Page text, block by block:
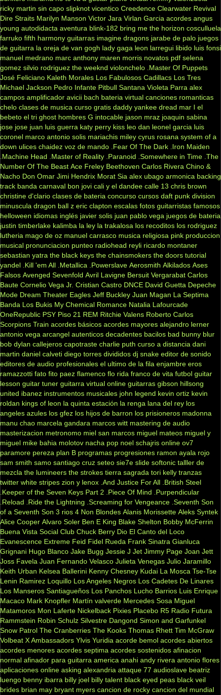
ricky martin sin capo slipknot vicentico Creedence Clearwater Revival
Dire Straits Marilyn Manson Victor Jara Virlan Garcia acordes angus
young autodidacta aventura blink-182 bring me the horizon cosculluela
farruko fifth harmony guitarras imagine dragons jarabe de palo juegos
de guitarra la oreja de van gogh lady gaga leon larregui libido luis fonsi
manuel medrano marc anthony maren morris novatos pdf selena
gomez silvio rodriguez the weeknd violonchelo .Master Of Puppets
José Feliciano Kaleth Morales Los Fabulosos Cadillacs Los Tres
Michael Jackson Pedro Infante Pitbull Santana Violeta Parra alex
campos amplificador avicii bach bateria virtual canciones romanticas
chelo clases de musica curso gratis daddy yankee dread mar I el
bebeto el tri ghost hombres G intocable jason mraz joaquin sabina
jose jose juan luis guerra katy perry kiss leo dan leonel garcia luis
coronel marco antonio solis mariachis miley cyrus rosana system of a
down ulices chaidez voz de mando .Fear Of The Dark .Iron Maiden
.Machine Head
.Master of Reality .Paranoid .Somewhere in Time .The
Number Of The Beast Ace Freley Beethoven Carlos Rivera Chino &
Nacho Don Omar Jimi Hendrix Morat Sia alex ubago armonica backing
track banda carnaval bon jovi cali y el dandee calle 13 chris brown
christine d'clario clases de bateria concurso cursos daft punk division
minuscula dragon ball z eric clapton escalas fotos guitarristas famosos
helloween idiomas inglés javier solis juan pablo vega juegos de bateria
justin timberlake kalimba la ley la trakalosa los recoditos los rodriguez
lutheria mago de oz manuel carrasco musica religiosa pink produccion
musical pronunciacion punteo radiohead reyli ricardo montaner
sebastian yatra the black keys the chainsmokers the doors tutorial
yandel .Kill 'em All .Metallica .Powerslave Aerosmith Alkilados Ases
Falsos Avenged Sevenfold Avril Lavigne Bersuit Vergarabat Carlos
Baute Cornelio Vega Jr. Cristian Castro DNCE David Guetta Depeche
Mode Dream Theater Eagles Jeff Buckley Juan Magan La Septima
Banda Los Bukis My Chemical Romance Natalia Lafourcade
OneRepublic PSY Piso 21 REM Ritchie Valens Roberto Carlos
Scorpions Train acordes básicos acordes mayores alejandro lerner
antonio vega arcangel autenticos decadentes bacilos bad bunny blur
bob dylan callejeros capotraste charlie puth curso a distancia dani
martin daniel calveti diego torres divididos dj snake editor de sonido
editores de audio profesionales el ultimo de la fila enjambre eros
ramazzotti fato fito paez flamenco flo rida franco de vita futbol guitar
lesson guitar tuner guitarra virtual online guitarras gibson hillsong
united ibanez instrumentos musicales john legend kevin ortiz kevin
roldan kings of leon la quinta estación la renga lana del rey los
angeles azules los gfez los hijos de barron los prisioneros madonna
manu chao marcela gandara marcos witt mastering de audio
masterizacion metronomo miel san marcos miguel mateos miguel y
miguel mike bahia molotov nacha pop noel schajris online ov7
paramore pereza plan B programas progresiones ramon ayala rojo
sam smith samo santiago cruz seteo sie7e slide softonic talller de
mezcla the lumineers the strokes tierra sagrada tori kelly tranzas
twitter white stripes zion y lenox .And Justice For All .British Steel
.Keeper of the Seven Keys Part 2
.Piece Of Mind
.Purpendicular
.Reload
.Ride the Lightning .Screaming for Vengeance .Seventh Son
of a Seventh Son 3 rios 4 Non Blondes Alanis Morissette Aleks Syntek
Alice Cooper Alvaro Soler Ben E King Blake Shelton Bobby McFerrin
Buena Vista Social Club Chuck Berry Dio El Canto del Loco
Evanescence Extreme Feid Fidel Rueda Frank Sinatra Gianluca
Grignani Hugo Blanco Jake Bugg Jessie J Jet Jimmy Page Joan Jett
Joss Favela Juan Fernando Velasco Julieta Venegas Julio Jaramillo
Keith Urban Kelsea Ballerini Kenny Chesney Kudai La Mosca Tse-Tse
Lenin Ramirez Loquillo Los Angeles Negros Los Cadetes De Linares
Los Manseros Santiagueños Los Panchos Lucho Barrios Luis Enrique
Macaco Mark Knopfler Martín valverde Mercedes Sosa Miguel
Matamoros Mon Laferte Nickelback Pixies Placebo R5 Radio Futura
Rammstein Robin Schulz Silvestre Dangond Simon and Garfunkel
Snow Patrol The Cranberries The Kooks Thomas Rhett Tim McGraw
Volbeat X Ambassadors Ylvis Yuridia acorde bemol acordes abiertos
acordes menores acordes septima acordes sostenidos afinacion
normal afinador para guitarra america anahi andy rivera antonio flores
aplicaciones online asking alexandria attaque 77 audioslave beatriz
luengo benny ibarra billy joel billy talent black eyed peas black veil
brides brian may bryant myers cancion de rocky cancion del mundial